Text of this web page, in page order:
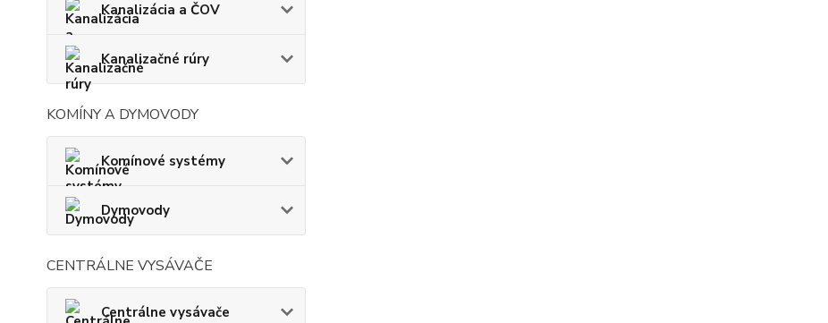
Kanalizácia a ČOV
Kanalizačné rúry
KOMÍNY A DYMOVODY
Komínové systémy
Dymovody
CENTRÁLNE VYSÁVAČE
Centrálne vysávače